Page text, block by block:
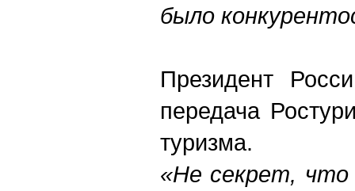
было
Президент
передача
туризма.
«Не секрет, что